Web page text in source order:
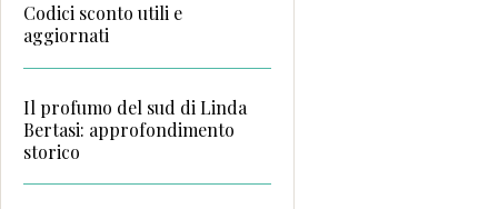
Codici sconto utili e
aggiornati
Il profumo del sud di Linda
Bertasi: approfondimento
storico